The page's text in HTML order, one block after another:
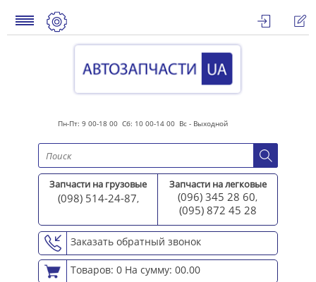
Пн-Пт: 9 00-18 00 Сб: 10 00-14 00 Вс - Выходной
Запчасти на грузовые
(098) 514-24-87,
Запчасти на легковые
(096) 345 28 60,
(095) 872 45 28
Заказать обратный звонок
Товаров: 0 На сумму: 00.00